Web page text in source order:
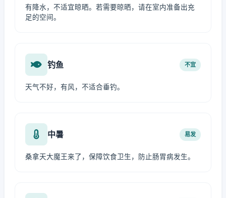
有降水，不适宜晾晒。若需要晾晒，请在室内准备出充
足的空间。
钓鱼 不宜
天气不好，有风，不适合垂钓。
中暑 易发
桑拿天大魔王来了，保障饮食卫生，防止肠胃病发生。